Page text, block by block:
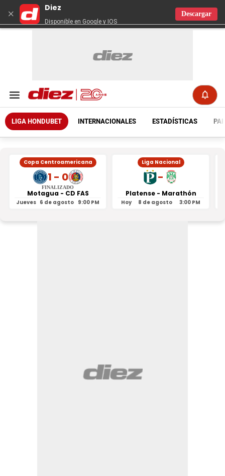
×
Diez
Disponible en Google y IOS
Descargar
LIGA HONDUBET INTERNACIONALES ESTADÍSTICAS
Copa Centroamericana
1 - 0
FINALIZADO
Motagua - CD FAS
Jueves 6 de agosto 9:00 PM
Liga Nacional
-
Platense - Marathón
Hoy 8 de agosto 3:00 PM